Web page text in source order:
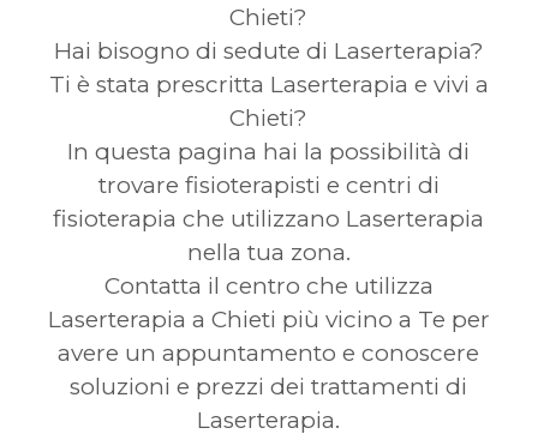
Chieti?
Hai bisogno di sedute di Laserterapia?
Ti è stata prescritta Laserterapia e vivi a
Chieti?
In questa pagina hai la possibilità di
trovare fisioterapisti e centri di
fisioterapia che utilizzano Laserterapia
nella tua zona.
Contatta il centro che utilizza
Laserterapia a Chieti più vicino a Te per
avere un appuntamento e conoscere
soluzioni e prezzi dei trattamenti di
Laserterapia.